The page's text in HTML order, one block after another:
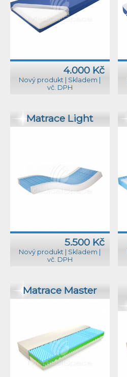
4.000 Kč
Nový produkt Skladem
vč. DPH
Matrace Light
5.500 Kč
Nový produkt Skladem
vč. DPH
Matrace Master